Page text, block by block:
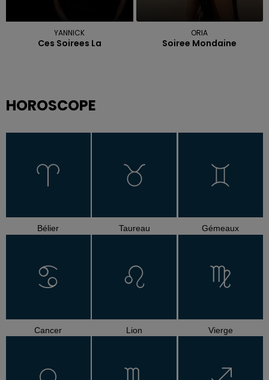
YANNICK
Ces Soirees La
ORIA
Soiree Mondaine
HOROSCOPE
Bélier Taureau Gémeaux
Cancer Lion Vierge